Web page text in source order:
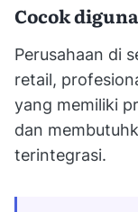
Cocok
Perusahaan di
retail,
yang memiliki
dan
terintegrasi.